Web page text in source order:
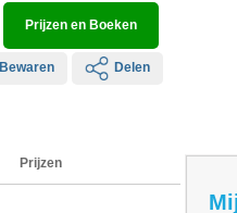
Prijzen en Boeken
Bewaren Delen
Prijzen